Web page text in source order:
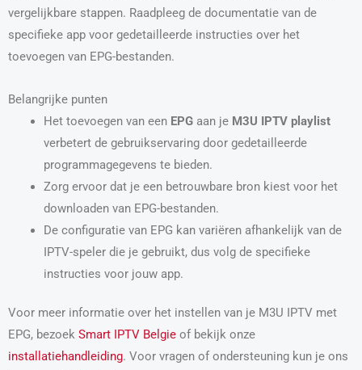
vergelijkbare stappen. Raadpleeg de documentatie van de
specifieke app voor gedetailleerde instructies over het
toevoegen van EPG-bestanden.
Belangrijke punten
Het toevoegen van een EPGaan je M3U IPTV playlist
verbetert de gebruikservaring door gedetailleerde
programmagegevens te bieden.
Zorg ervoor dat je een betrouwbare bron kiest voor het
downloaden van EPG-bestanden.
De configuratie van EPG kan variëren afhankelijk van de
IPTV-speler die je gebruikt, dus volg de specifieke
instructies voor jouw app.
Voor meer informatie over het instellen van je M3U IPTV met
EPG, bezoek Smart IPTV Belgie of bekijk onze
installatiehandleiding. Voor vragen of ondersteuning kun je ons